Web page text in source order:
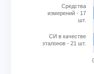
Cредства
измерений - 17
шт.
СИ в качестве
эталонов - 21 шт.